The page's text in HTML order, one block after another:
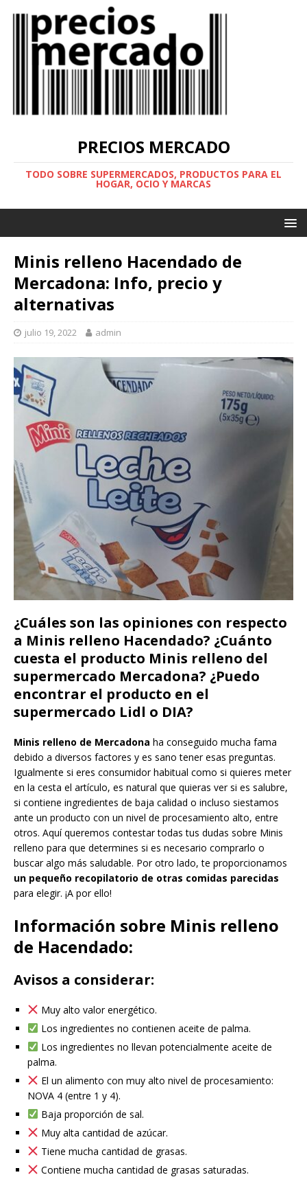
PRECIOS MERCADO
TODO SOBRE SUPERMERCADOS, PRODUCTOS PARA EL
HOGAR, OCIO Y MARCAS
Minis relleno Hacendado de
Mercadona: Info, precio y
alternativas
julio 19, 2022 admin
¿Cuáles son las opiniones con respecto
a Minis relleno Hacendado? ¿Cuánto
cuesta el producto Minis relleno del
supermercado Mercadona? ¿Puedo
encontrar el producto en el
supermercado Lidl o DIA?
Minis relleno de Mercadona ha conseguido mucha fama
debido a diversos factores y es sano tener esas preguntas.
Igualmente si eres consumidor habitual como si quieres meter
en la cesta el artículo, es natural que quieras ver si es salubre,
si contiene ingredientes de baja calidad o incluso siestamos
ante un producto con un nivel de procesamiento alto, entre
otros. Aquí queremos contestar todas tus dudas sobre Minis
relleno para que determines si es necesario comprarlo o
buscar algo más saludable. Por otro lado, te proporcionamos
un pequeño recopilatorio de otras comidas parecidas
para elegir. ¡A por ello!
Información sobre Minis relleno
de Hacendado:
Avisos a considerar:
Muy alto valor energético.
Los ingredientes no contienen aceite de palma.
Los ingredientes no llevan potencialmente aceite de
palma.
El un alimento con muy alto nivel de procesamiento:
NOVA 4 (entre 1 y 4).
Baja proporción de sal.
Muy alta cantidad de azúcar.
Tiene mucha cantidad de grasas.
Contiene mucha cantidad de grasas saturadas.